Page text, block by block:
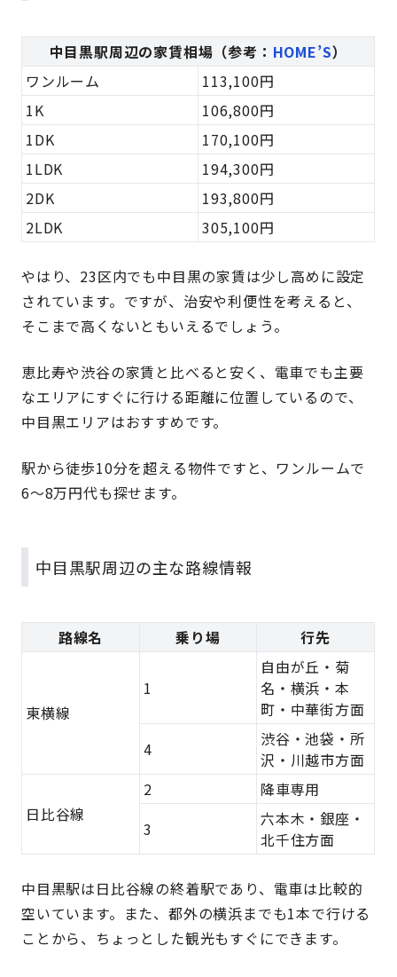
中目黒駅周辺の家賃相場（参考： HOME’S）
ワンルーム
113,100円
1K
106,800円
1DK
170,100円
1LDK
194,300円
2DK
193,800円
2LDK
305,100円
やはり、23区内でも中目黒の家賃は少し高めに設定
されています。ですが、治安や利便性を考えると、
そこまで高くないともいえるでしょう。
恵比寿や渋谷の家賃と比べると安く、電車でも主要
なエリアにすぐに行ける距離に位置しているので、
中目黒エリアはおすすめです。
駅から徒歩10分を超える物件ですと、ワンルームで
6〜8万円代も探せます。
中目黒駅周辺の主な路線情報
路線名 乗り場 行先
東横線
1
自由が丘・菊
名・横浜・本
町・中華街方面
4
渋谷・池袋・所
沢・川越市方面
日比谷線
2
降車専用
3
六本木・銀座・
北千住方面
中目黒駅は日比谷線の終着駅であり、電車は比較的
空いています。また、都外の横浜までも1本で行ける
ことから、ちょっとした観光もすぐにできます。